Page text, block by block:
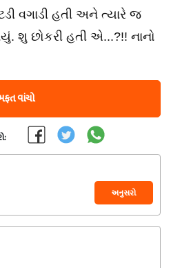
વગાડી હતી અને ત્યારે જ
શુ છોકરી હતી એ...?!! નાનો
વાંચો
અનુસરો